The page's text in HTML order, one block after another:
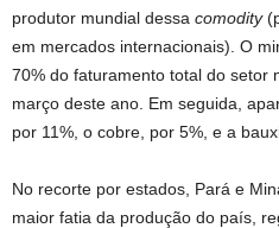
produtor mundial dessa comodity
em mercados internacionais). O
70% do faturamento total do setor
março deste ano. Em seguida,
por 11%, o cobre, por 5%, e a
No recorte por estados, Pará e
maior fatia da produção do país,